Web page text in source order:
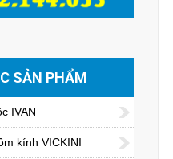
SẢN PHẨM
IVAN
kính VICKINI